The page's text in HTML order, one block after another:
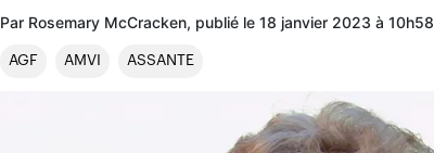
Par Rosemary McCracken, publié le 18 janvier 2023 à 10h58
AGF AMVI ASSANTE